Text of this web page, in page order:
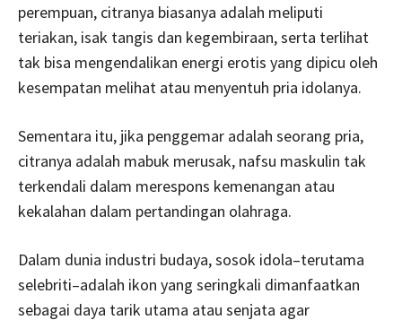
perempuan, citranya biasanya adalah meliputi
teriakan, isak tangis dan kegembiraan, serta terlihat
tak bisa mengendalikan energi erotis yang dipicu oleh
kesempatan melihat atau menyentuh pria idolanya.
Sementara itu, jika penggemar adalah seorang pria,
citranya adalah mabuk merusak, nafsu maskulin tak
terkendali dalam merespons kemenangan atau
kekalahan dalam pertandingan olahraga.
Dalam dunia industri budaya, sosok idola–terutama
selebriti–adalah ikon yang seringkali dimanfaatkan
sebagai daya tarik utama atau senjata agar